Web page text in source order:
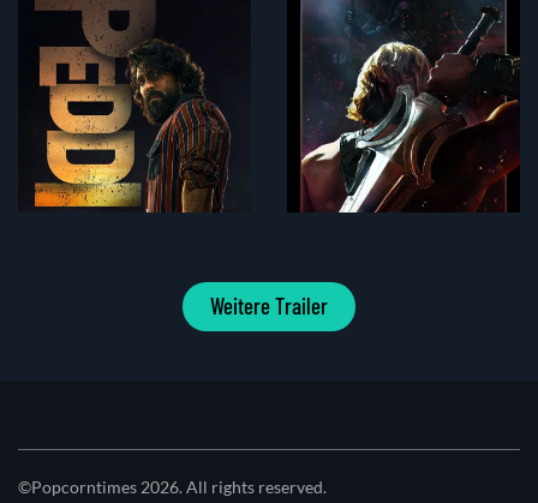
Weitere Trailer
©Popcorntimes 2026. All rights reserved.